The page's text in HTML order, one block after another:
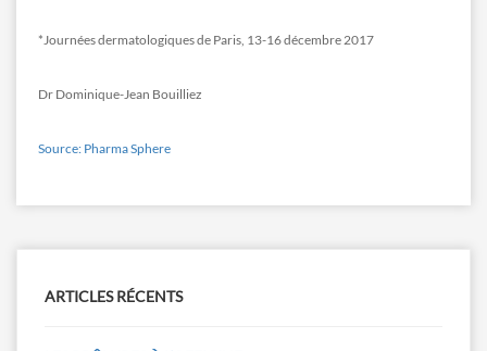
*Journées dermatologiques de Paris, 13-16 décembre 2017
Dr Dominique-Jean Bouilliez
Source: Pharma Sphere
ARTICLES RÉCENTS